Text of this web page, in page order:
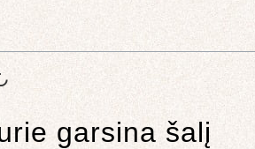
garsina šalį